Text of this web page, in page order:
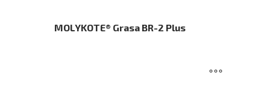
MOLYKOTE® Grasa BR-2 Plus